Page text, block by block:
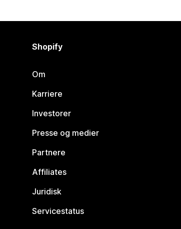
Shopify
Om
Karriere
Investorer
Presse og medier
Partnere
Affiliates
Juridisk
Servicestatus